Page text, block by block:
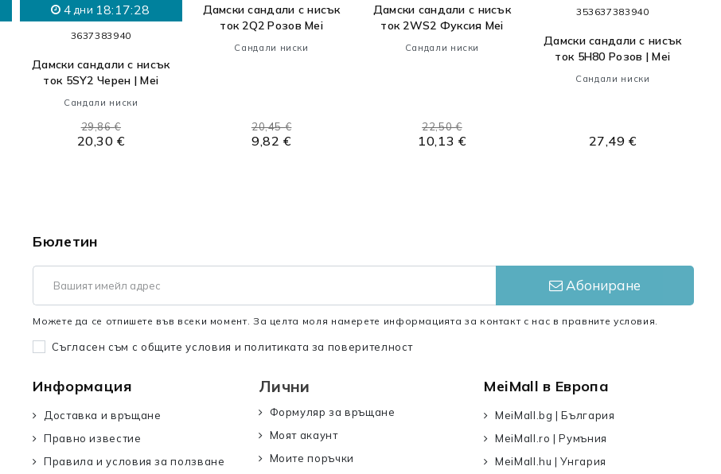
4 дни 18:17:27
3637383940
Дамски сандали с нисък
ток 5SY2 Черен | Mei
Сандали ниски
20,30 €
29,86 €
Дамски сандали с нисък
ток 2Q2 Розов Mei
Сандали ниски
9,82 €
20,45 €
Дамски сандали с нисък
ток 2WS2 Фуксия Mei
Сандали ниски
10,13 €
22,50 €
353637383940
Дамски сандали с нисък
ток 5H80 Розов | Mei
Сандали ниски
27,49 €
Бюлетин
Абониране
Можете да се отпишете във всеки момент. За целта моля намерете информацията за контакт с нас в правните условия.
Съгласен съм с общите условия и политиката за поверителност
Информация
Доставка и връщане
Правно известие
Правила и условия за ползване
Лични
Формуляр за връщане
Моят акаунт
Моите поръчки
MeiMall в Европа
MeiMall.bg | България
MeiMall.ro | Румъния
MeiMall.hu | Унгария